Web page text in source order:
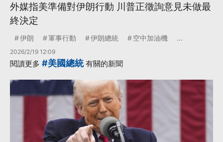
外媒指美準備對伊朗行動 川普正徵詢意見未做最
終決定
伊朗 軍事行動 伊朗總統 空中加油機 ...
2026/2/19 12:09
閱讀更多 #美國總統有關的新聞